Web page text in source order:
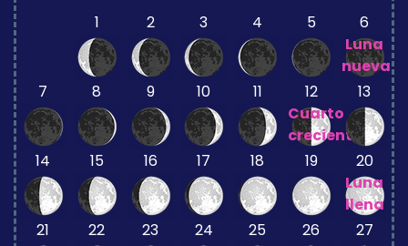
1 2 3 4 5
6
Luna
nueva
7
8 9 10 11
12
Cuarto
creciente
13
14 15 16 17 18 19
20
Luna
llena
21
22 23 24 25 26 27